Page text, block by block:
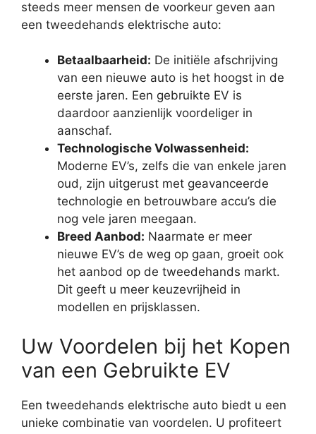
steeds meer mensen de voorkeur geven aan
een tweedehands elektrische auto:
Betaalbaarheid: De initiële afschrijving
van een nieuwe auto is het hoogst in de
eerste jaren. Een gebruikte EV is
daardoor aanzienlijk voordeliger in
aanschaf.
Technologische Volwassenheid:
Moderne EV’s, zelfs die van enkele jaren
oud, zijn uitgerust met geavanceerde
technologie en betrouwbare accu’s die
nog vele jaren meegaan.
Breed Aanbod: Naarmate er meer
nieuwe EV’s de weg op gaan, groeit ook
het aanbod op de tweedehands markt.
Dit geeft u meer keuzevrijheid in
modellen en prijsklassen.
Uw Voordelen bij het Kopen
van een Gebruikte EV
Een tweedehands elektrische auto biedt u een
unieke combinatie van voordelen. U profiteert